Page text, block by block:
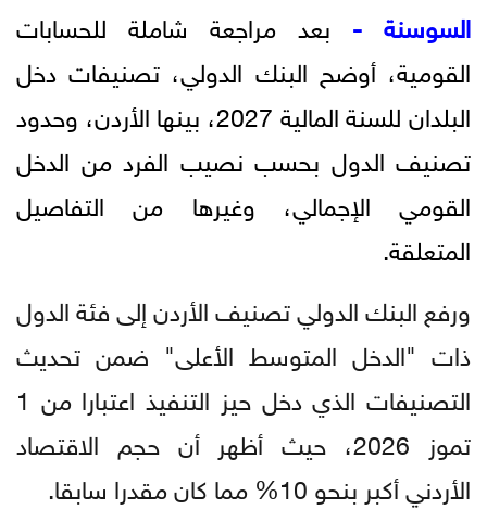
السوسنة - بعد مراجعة شاملة للحسابات
القومية، أوضح البنك الدولي، تصنيفات دخل
البلدان للسنة المالية 2027، بينها الأردن، وحدود
تصنيف الدول بحسب نصيب الفرد من الدخل
القومي الإجمالي، وغيرها من التفاصيل
المتعلقة.
ورفع البنك الدولي تصنيف الأردن إلى فئة الدول
ذات "الدخل المتوسط الأعلى" ضمن تحديث
التصنيفات الذي دخل حيز التنفيذ اعتبارا من 1
تموز 2026، حيث أظهر أن حجم الاقتصاد
الأردني أكبر بنحو 10% مما كان مقدرا سابقا.